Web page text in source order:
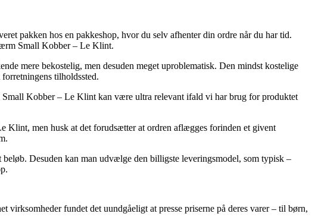
pakken hos en pakkeshop, hvor du selv afhenter din ordre når du har tid.
Small Kobber – Le Klint.
mere bekostelig, men desuden meget uproblematisk. Den mindst kostelige
tilholdssted.
Kobber – Le Klint kan være ultra relevant ifald vi har brug for produktet
Klint, men husk at det forudsætter at ordren aflægges forinden et givent
Desuden kan man udvælge den billigste leveringsmodel, som typisk –
fundet det uundgåeligt at presse priserne på deres varer – til børn,